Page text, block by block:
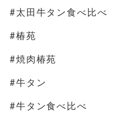
#太田牛タン食べ比べ
#椿苑
#焼肉椿苑
#牛タン
#牛タン食べ比べ